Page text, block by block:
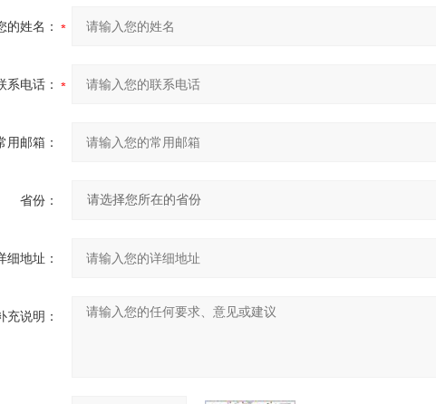
的姓名：
系电话：
用邮箱：
省份：
细地址：
充说明：